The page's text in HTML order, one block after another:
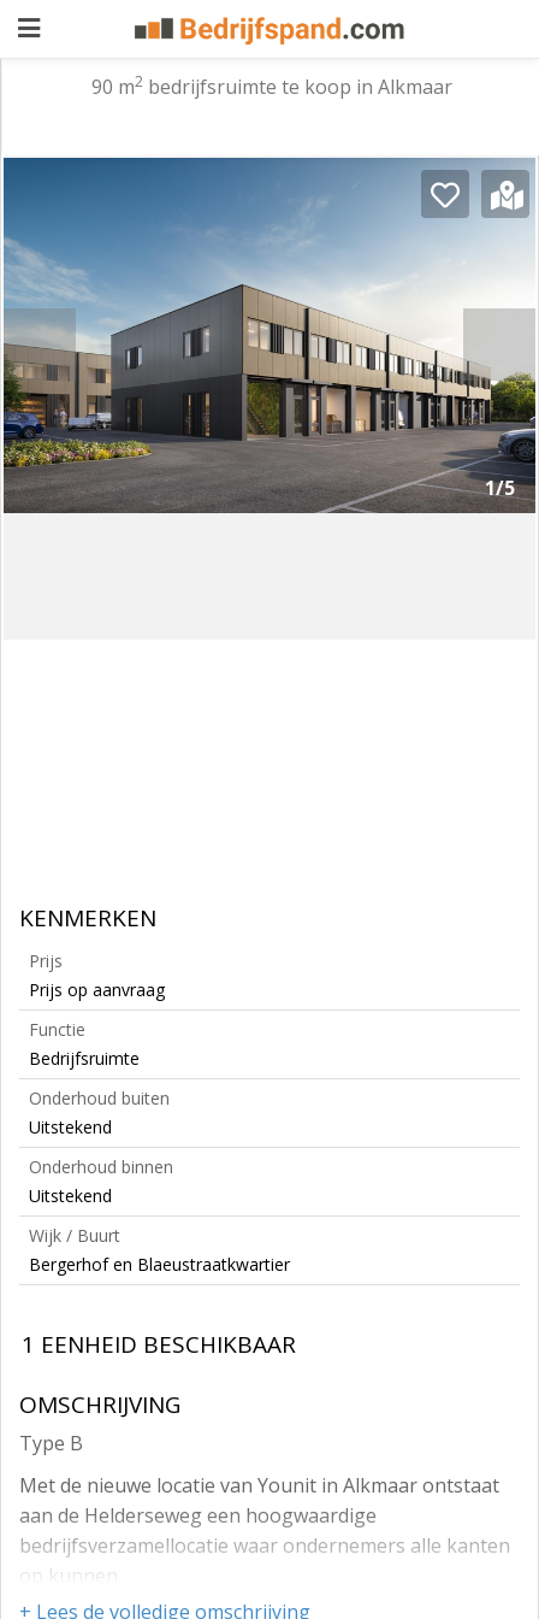
Waarom
adverteren
Premium
adverteren
Blog
Registreren
Login
90 m2 bedrijfsruimte te koop in Alkmaar
1/5
KENMERKEN
Prijs
Prijs op aanvraag
Functie
Bedrijfsruimte
Onderhoud buiten
Uitstekend
Onderhoud binnen
Uitstekend
Wijk / Buurt
Bergerhof en Blaeustraatkwartier
1 EENHEID BESCHIKBAAR
OMSCHRIJVING
Type B
Met de nieuwe locatie van Younit in Alkmaar ontstaat
aan de Helderseweg een hoogwaardige
bedrijfsverzamellocatie waar ondernemers alle kanten
op kunnen.
+ Lees de volledige omschrijving